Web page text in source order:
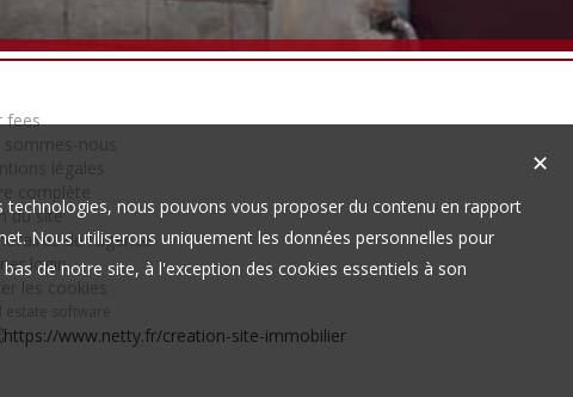
fees
du site
de l'agence
login
✕
nous pouvons vous proposer du contenu en rapport
Nous utiliserons uniquement les données personnelles pour
de notre site, à l'exception des cookies essentiels à son